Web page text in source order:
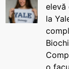
elevă
la
o